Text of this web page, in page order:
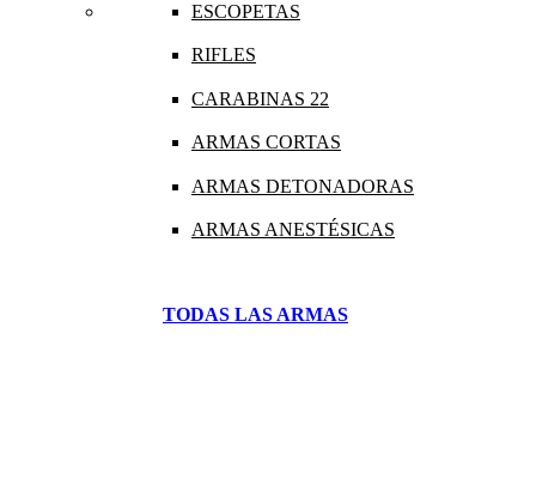
ESCOPETAS
RIFLES
CARABINAS 22
ARMAS CORTAS
ARMAS DETONADORAS
ARMAS ANESTÉSICAS
TODAS LAS ARMAS